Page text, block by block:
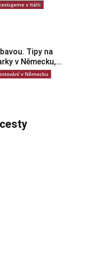
v Itálii
Tipy na
v Německu,...
v Německu